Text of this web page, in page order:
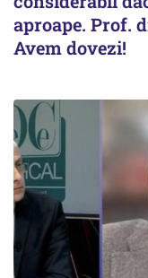
aproape. Prof.
Avem dovezi!